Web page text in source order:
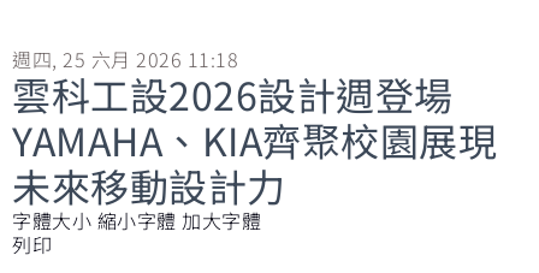
週四, 25 六月 2026 11:18
雲科工設2026設計週登場
YAMAHA、KIA齊聚校園展現
未來移動設計力
字體大小 縮小字體 加大字體
列印